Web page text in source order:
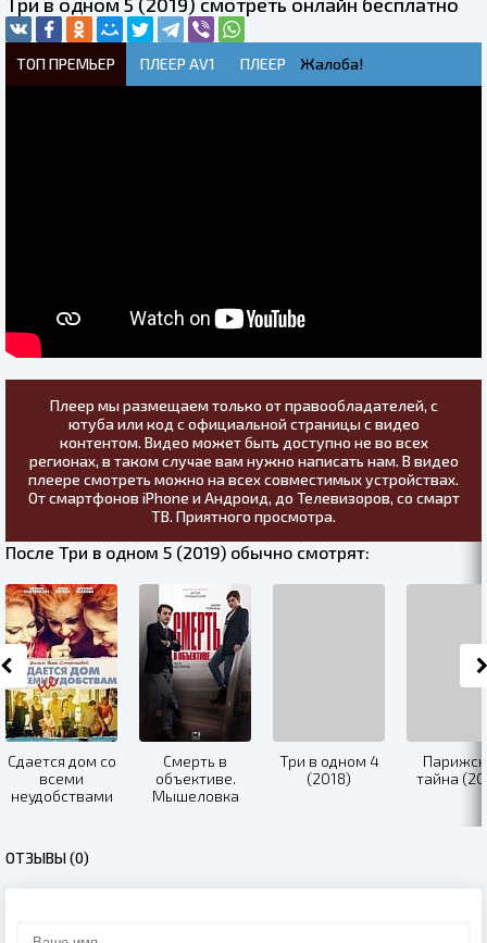
ТОП ПРЕМЬЕР ПЛЕЕР AV1 ПЛЕЕР Жалоба!
Плеер мы размещаем только от правообладателей, с
ютуба или код с официальной страницы с видео
контентом. Видео может быть доступно не во всех
регионах, в таком случае вам нужно написать нам. В видео
плеере смотреть можно на всех совместимых устройствах.
От смартфонов iPhone и Андроид, до Телевизоров, со смарт
ТВ. Приятного просмотра.
После Три в одном 5 (2019) обычно смотрят:
Сдается дом со
всеми
неудобствами
Смерть в
объективе.
Мышеловка
Три в одном 4
(2018)
тайна
ОТЗЫВЫ (0)